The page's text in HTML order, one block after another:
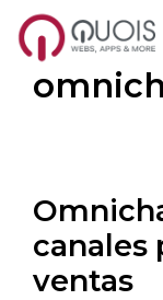
Saltar
canales
ventas